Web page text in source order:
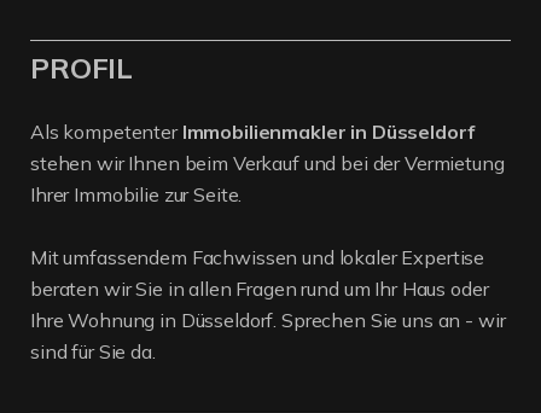
PROFIL
Als kompetenter Immobilienmakler in Düsseldorf
stehen wir Ihnen beim Verkauf und bei der Vermietung
Ihrer Immobilie zur Seite.
Mit umfassendem Fachwissen und lokaler Expertise
beraten wir Sie in allen Fragen rund um Ihr Haus oder
Ihre Wohnung in Düsseldorf. Sprechen Sie uns an - wir
sind für Sie da.